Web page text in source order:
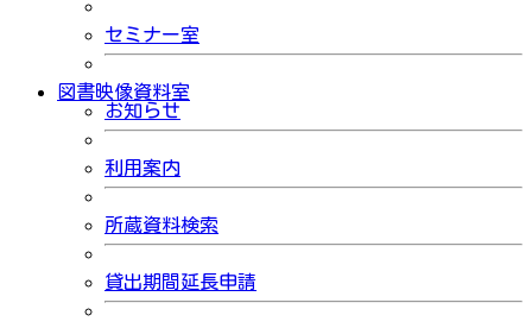
セミナー室
図書映像資料室
お知らせ
利用案内
所蔵資料検索
貸出期間延長申請